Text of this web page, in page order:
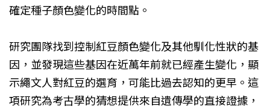
確定種子顏色變化的時間點。
研究團隊找到控制紅豆顏色變化及其他馴化性狀的基
因，並發現這些基因在近萬年前就已經產生變化，顯
示繩文人對紅豆的選育，可能比過去認知的更早。這
項研究為考古學的猜想提供來自遺傳學的直接證據，